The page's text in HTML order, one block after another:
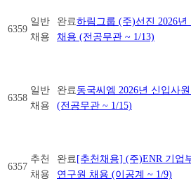
6359
일반
채용
완료하림그룹 (주)선진 2026년
채용 (전공무관 ~ 1/13)
6358
일반
채용
완료 동국씨엠 2026년 신입사
(전공무관 ~ 1/15)
6357
추천
채용
완료 [추천채용] (주)ENR 기업
연구원 채용 (이공계 ~ 1/9)